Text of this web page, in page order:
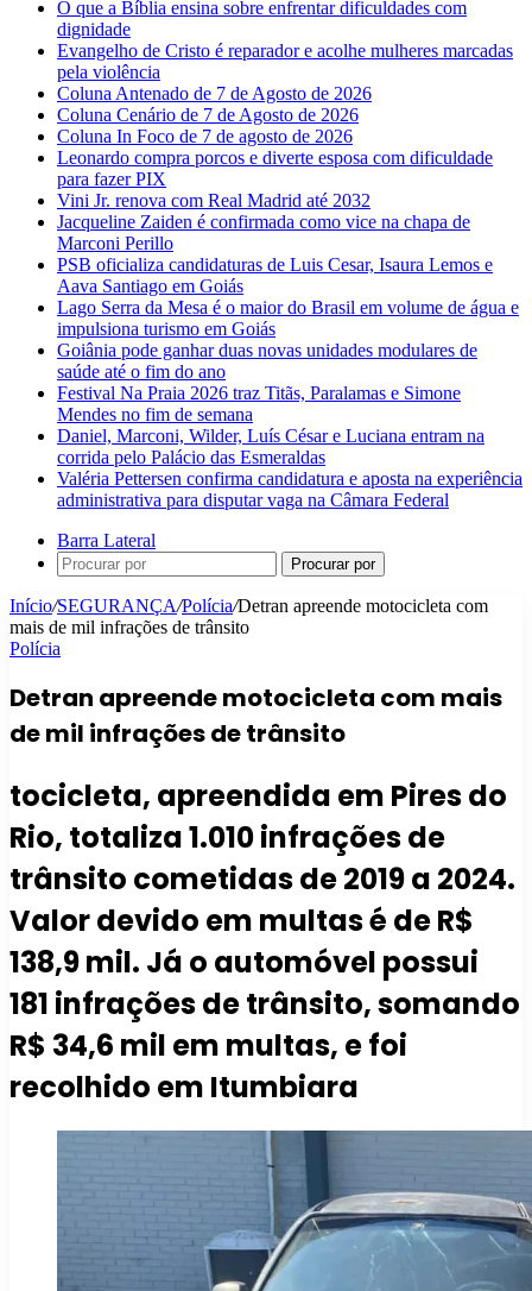
O que a Bíblia ensina sobre enfrentar dificuldades com
dignidade
Evangelho de Cristo é reparador e acolhe mulheres marcadas
pela violência
Coluna Antenado de 7 de Agosto de 2026
Coluna Cenário de 7 de Agosto de 2026
Coluna In Foco de 7 de agosto de 2026
Leonardo compra porcos e diverte esposa com dificuldade
para fazer PIX
Vini Jr. renova com Real Madrid até 2032
Jacqueline Zaiden é confirmada como vice na chapa de
Marconi Perillo
PSB oficializa candidaturas de Luis Cesar, Isaura Lemos e
Aava Santiago em Goiás
Lago Serra da Mesa é o maior do Brasil em volume de água e
impulsiona turismo em Goiás
Goiânia pode ganhar duas novas unidades modulares de
saúde até o fim do ano
Festival Na Praia 2026 traz Titãs, Paralamas e Simone
Mendes no fim de semana
Daniel, Marconi, Wilder, Luís César e Luciana entram na
corrida pelo Palácio das Esmeraldas
Valéria Pettersen confirma candidatura e aposta na experiência
administrativa para disputar vaga na Câmara Federal
Barra Lateral
Procurar por
Início/SEGURANÇA/Polícia/Detran apreende motocicleta com
mais de mil infrações de trânsito
Polícia
Detran apreende motocicleta com mais
de mil infrações de trânsito
tocicleta, apreendida em Pires do
Rio, totaliza 1.010 infrações de
trânsito cometidas de 2019 a 2024.
Valor devido em multas é de R$
138,9 mil. Já o automóvel possui
181 infrações de trânsito, somando
R$ 34,6 mil em multas, e foi
recolhido em Itumbiara